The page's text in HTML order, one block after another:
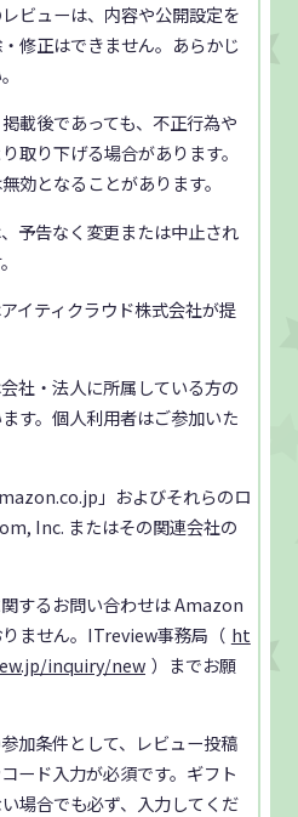
ビューは、内容や公開設定を
修正はできません。あらかじ
載後であっても、不正行為や
取り下げる場合があります。
効となることがあります。
予告なく変更または中止され
イティクラウド株式会社が提
社・法人に所属している方の
す。個人利用者はご参加いた
」およびそれらのロ
Inc. またはその関連会社の
するお問い合わせは Amazon
ません。ITreview事務局（ ht
inquiry/new ）までお願
加条件として、レビュー投稿
ード入力が必須です。ギフト
場合でも必ず、入力してくだ